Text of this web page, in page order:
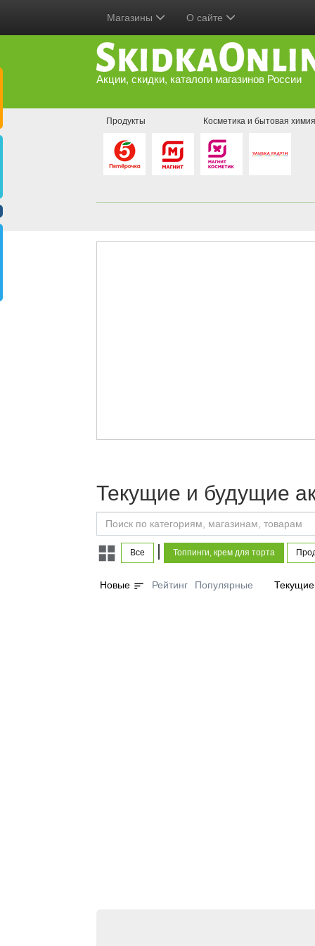
Магазины О сайте
Акции, скидки, каталоги магазинов России
Продукты Косметика и бытовая химия
Текущие и будущие
Все | Топпинги, крем для торта
Новые sort Рейтинг Популярные Текущие